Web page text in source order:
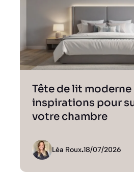
Tête de lit moderne
inspirations pour
votre chambre
Léa Roux.18/07/2026